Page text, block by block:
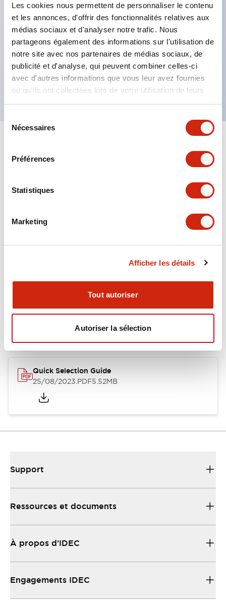
Les cookies nous permettent de personnaliser le contenu
et les annonces, d'offrir des fonctionnalités relatives aux
médias sociaux et d'analyser notre trafic. Nous
partageons également des informations sur l'utilisation de
notre site avec nos partenaires de médias sociaux, de
publicité et d'analyse, qui peuvent combiner celles-ci
avec d'autres informations que vous leur avez fournies
ou qu'ils ont collectées lors de votre utilisation de leurs
services.
Nécessaires
Préférences
Statistiques
Marketing
Afficher les détails
Tout autoriser
Autoriser la sélection
Fiches à lame enfichables ou bornes PCB
Options comprenant voyant, bouton de contrôle et
support de montage supérieur
Options de montage incluant montage supérieur,
socle DIN, socle PCB ou socle de montage sur
panneau
Documents et fichiers
Fichiers CAO
04/06/2025.PDF148.84KB
Quick Selection Guide
25/08/2023.PDF5.52MB
Support
Ressources et documents
À propos d’IDEC
Engagements IDEC